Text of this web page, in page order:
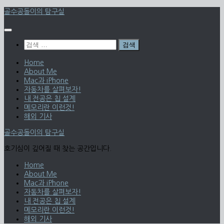
Skip
content
골수공돌이의 탐구실
검
색:
Home
About Me
Mac과 iPhone
자동차를 살펴보자!
내 전공은 칩 설계
메모리란 이런것!
해외 기사
골수공돌이의 탐구실
호기심이 깊어질 때 찾는 공간입니다.
Home
About Me
Mac과 iPhone
자동차를 살펴보자!
내 전공은 칩 설계
메모리란 이런것!
해외 기사